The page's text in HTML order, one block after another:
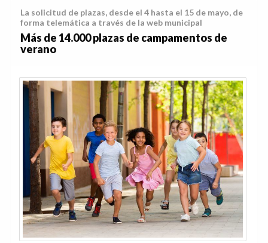
La solicitud de plazas, desde el 4 hasta el 15 de mayo, de
forma telemática a través de la web municipal
Más de 14.000 plazas de campamentos de
verano